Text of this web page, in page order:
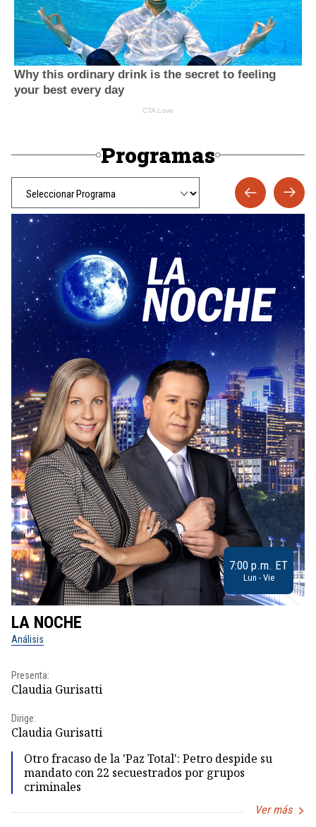
Programas
7:00 p.m. ET
Lun - Vie
LA NOCHE
Análisis
Presenta:
Claudia Gurisatti
Dirige:
Claudia Gurisatti
Otro fracaso de la 'Paz Total': Petro despide su
mandato con 22 secuestrados por grupos
criminales
Ver más